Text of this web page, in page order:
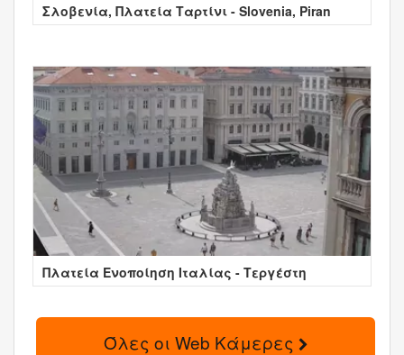
Σλοβενία, Πλατεία Ταρτίνι - Slovenia, Piran
Πλατεία Ενοποίηση Ιταλίας - Τεργέστη
Όλες οι Web Κάμερες